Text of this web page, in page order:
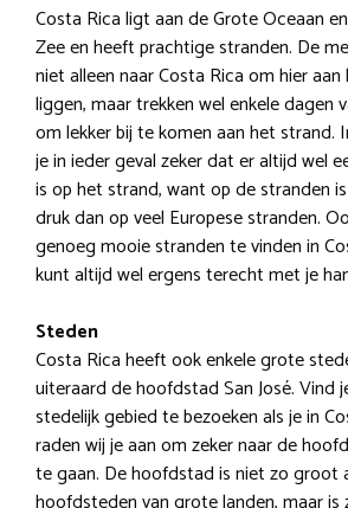
Costa Rica ligt aan de Grote Oceaan
Zee en heeft prachtige stranden. De
niet alleen naar Costa Rica om hier
liggen, maar trekken wel enkele dagen
om lekker bij te komen aan het strand.
je in ieder geval zeker dat er altijd wel
is op het strand, want op de stranden
druk dan op veel Europese stranden.
genoeg mooie stranden te vinden in
kunt altijd wel ergens terecht met je
Steden
Costa Rica heeft ook enkele grote
uiteraard de hoofdstad San José. Vind
stedelijk gebied te bezoeken als je in
raden wij je aan om zeker naar de
te gaan. De hoofdstad is niet zo groot